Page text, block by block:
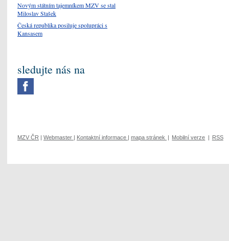
Novým státním tajemníkem MZV se stal
Miloslav Stašek
Česká republika posiluje spolupráci s
Kansasem
sledujte nás na
MZV ČR | Webmaster | Kontaktní informace | mapa stránek | Mobilní verze | RSS